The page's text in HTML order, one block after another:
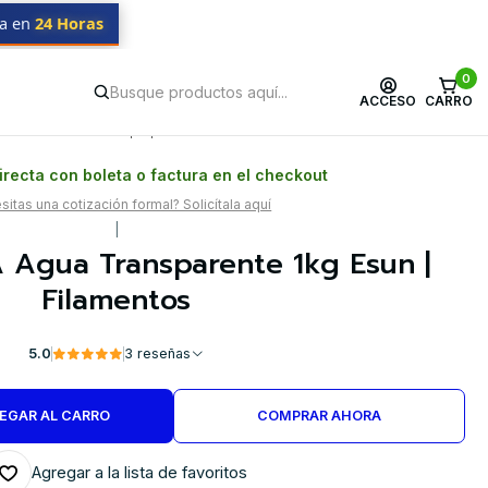
ACCESO
0
CARRO
en 24 Horas
con boleta o factura en el checkout
una cotización formal? Solicítala aquí
Agua Transparente 1kg Esun |
Filamentos
5.0 3 reseñas
AL CARRO COMPRAR AHORA
Agregar a la lista de favoritos